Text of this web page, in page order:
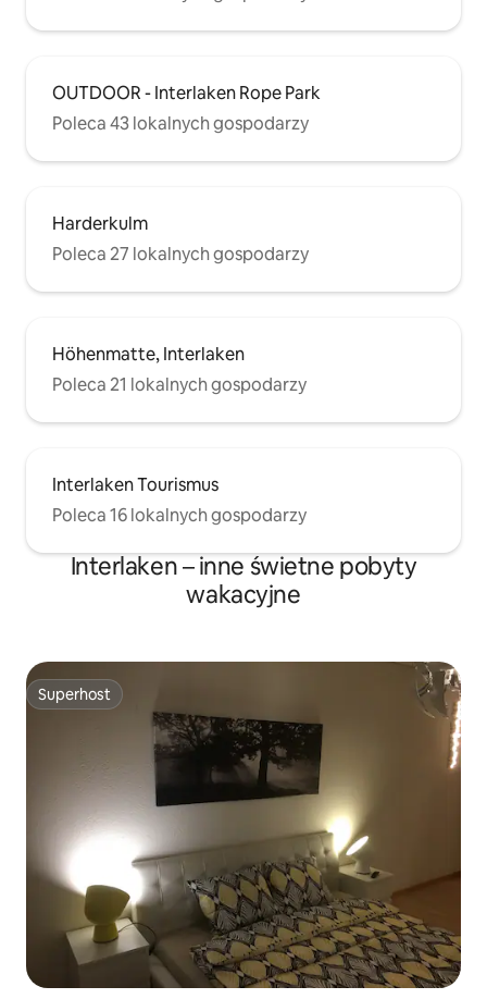
OUTDOOR - Interlaken Rope Park
Poleca 43 lokalnych gospodarzy
Harderkulm
Poleca 27 lokalnych gospodarzy
Höhenmatte, Interlaken
Poleca 21 lokalnych gospodarzy
Interlaken Tourismus
Poleca 16 lokalnych gospodarzy
Interlaken – inne świetne pobyty
wakacyjne
Superhost
Superhost